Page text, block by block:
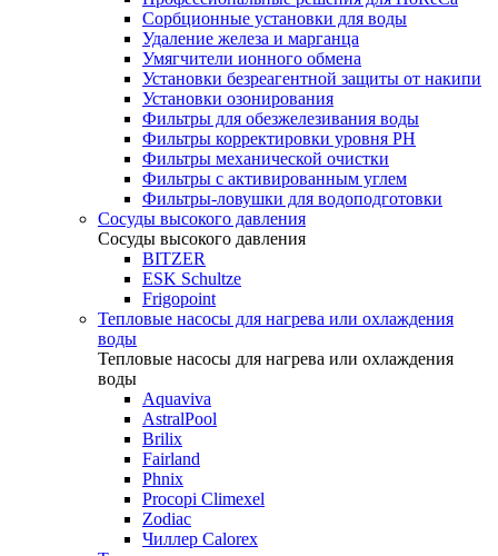
Сорбционные установки для воды
Удаление железа и марганца
Умягчители ионного обмена
Установки безреагентной защиты от накипи
Установки озонирования
Фильтры для обезжелезивания воды
Фильтры корректировки уровня PH
Фильтры механической очистки
Фильтры с активированным углем
Фильтры-ловушки для водоподготовки
Сосуды высокого давления
Сосуды высокого давления
BITZER
ESK Schultze
Frigopoint
Тепловые насосы для нагрева или охлаждения
воды
Тепловые насосы для нагрева или охлаждения
воды
Aquaviva
AstralPool
Brilix
Fairland
Phnix
Procopi Climexel
Zodiac
Чиллер Calorex